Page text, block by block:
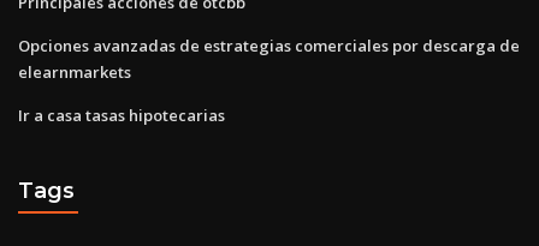
Opciones avanzadas de estrategias comerciales por descarga de
elearnmarkets
Ir a casa tasas hipotecarias
Tags